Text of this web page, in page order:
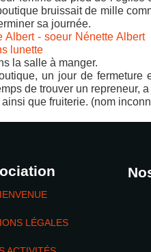
bruissait de mille
sa journée.
la salle à manger.
un jour de fermeture
de trouver un repreneur,
que fruiterie. (nom
LÉGALES